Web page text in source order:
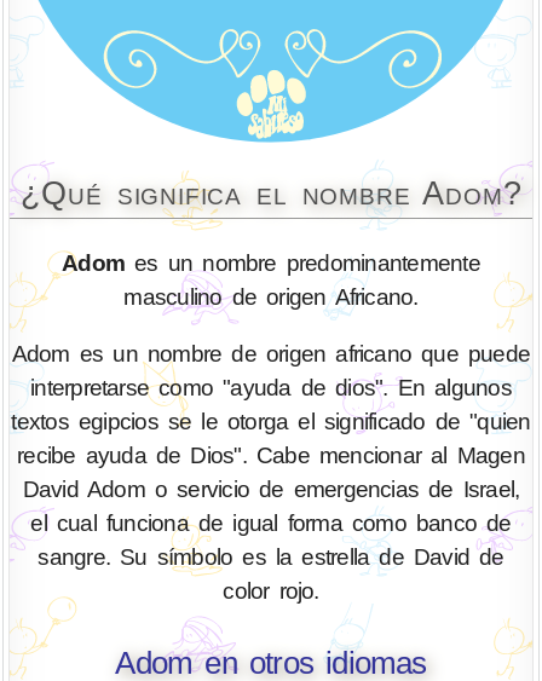
¿Qué significa el nombre Adom?
Adom es un nombre predominantemente
masculino de origen Africano.
Adom es un nombre de origen africano que puede
interpretarse como "ayuda de dios". En algunos
textos egipcios se le otorga el significado de "quien
recibe ayuda de Dios". Cabe mencionar al Magen
David Adom o servicio de emergencias de Israel,
el cual funciona de igual forma como banco de
sangre. Su símbolo es la estrella de David de
color rojo.
Adom en otros idiomas